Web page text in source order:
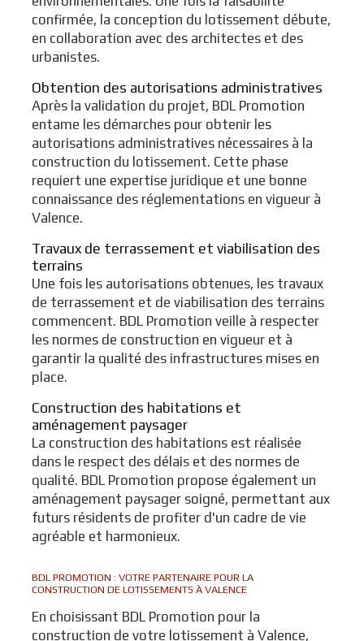
confirmée, la conception du lotissement débute,
en collaboration avec des architectes et des
urbanistes.
Obtention des autorisations administratives
Après la validation du projet, BDL Promotion
entame les démarches pour obtenir les
autorisations administratives nécessaires à la
construction du lotissement. Cette phase
requiert une expertise juridique et une bonne
connaissance des réglementations en vigueur à
Valence.
Travaux de terrassement et viabilisation des
terrains
Une fois les autorisations obtenues, les travaux
de terrassement et de viabilisation des terrains
commencent. BDL Promotion veille à respecter
les normes de construction en vigueur et à
garantir la qualité des infrastructures mises en
place.
Construction des habitations et
aménagement paysager
La construction des habitations est réalisée
dans le respect des délais et des normes de
qualité. BDL Promotion propose également un
aménagement paysager soigné, permettant aux
futurs résidents de profiter d'un cadre de vie
agréable et harmonieux.
BDL PROMOTION : VOTRE PARTENAIRE POUR LA
CONSTRUCTION DE LOTISSEMENTS À VALENCE
En choisissant BDL Promotion pour la
construction de votre lotissement à Valence,